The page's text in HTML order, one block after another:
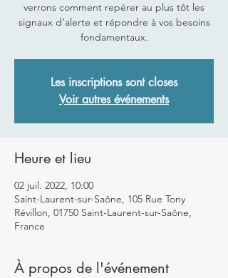
verrons comment repérer au plus tôt les
signaux d’alerte et répondre à vos besoins
fondamentaux.
Les inscriptions sont closes
Voir autres événements
Heure et lieu
02 juil. 2022, 10:00
Saint-Laurent-sur-Saône, 105 Rue Tony
Révillon, 01750 Saint-Laurent-sur-Saône,
France
À propos de l'événement